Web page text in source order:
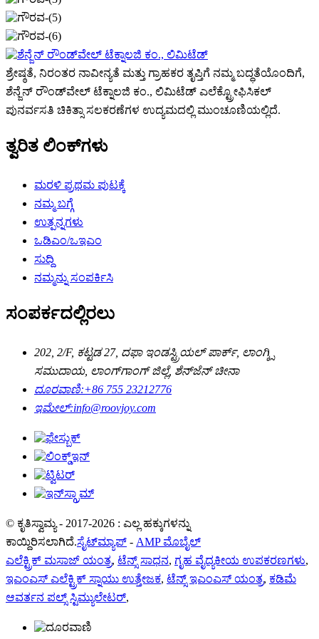
ಶ್ರೇಷ್ಠತೆ, ನಿರಂತರ ನಾವೀನ್ಯತೆ ಮತ್ತು ಗ್ರಾಹಕರ ತೃಪ್ತಿಗೆ ನಮ್ಮ ಬದ್ಧತೆಯೊಂದಿಗೆ,
ಶೆನ್ಜೆನ್ ರೌಂಡ್‌ವೇಲ್ ಟೆಕ್ನಾಲಜಿ ಕಂ., ಲಿಮಿಟೆಡ್ ಎಲೆಕ್ಟ್ರೋಫಿಸಿಕಲ್
ಪುನರ್ವಸತಿ ಚಿಕಿತ್ಸಾ ಸಲಕರಣೆಗಳ ಉದ್ಯಮದಲ್ಲಿ ಮುಂಚೂಣಿಯಲ್ಲಿದೆ.
ತ್ವರಿತ ಲಿಂಕ್‌ಗಳು
ಮರಳಿ ಪ್ರಥಮ ಪುಟಕ್ಕೆ
ನಮ್ಮ ಬಗ್ಗೆ
ಉತ್ಪನ್ನಗಳು
ಒಡಿಎಂ/ಒಇಎಂ
ಸುದ್ದಿ
ನಮ್ಮನ್ನು ಸಂಪರ್ಕಿಸಿ
ಸಂಪರ್ಕದಲ್ಲಿರಲು
202, 2/F, ಕಟ್ಟಡ 27, ದಫಾ ಇಂಡಸ್ಟ್ರಿಯಲ್ ಪಾರ್ಕ್, ಲಾಂಗ್ಕ್ಸಿ
ಸಮುದಾಯ, ಲಾಂಗ್‌ಗಾಂಗ್ ಜಿಲ್ಲೆ, ಶೆನ್‌ಜೆನ್ ಚೀನಾ
ದೂರವಾಣಿ:+86 755 23212776
ಇಮೇಲ್:info@roovjoy.com
© ಕೃತಿಸ್ವಾಮ್ಯ - 2017-2026 : ಎಲ್ಲ ಹಕ್ಕುಗಳನ್ನು
ಕಾಯ್ದಿರಿಸಲಾಗಿದೆ.ಸೈಟ್‌ಮ್ಯಾಪ್ - AMP ಮೊಬೈಲ್
ಎಲೆಕ್ಟ್ರಿಕ್ ಮಸಾಜ್ ಯಂತ್ರ, ಟೆನ್ಸ್ ಸಾಧನ, ಗೃಹ ವೈದ್ಯಕೀಯ ಉಪಕರಣಗಳು,
ಇಎಂಎಸ್ ಎಲೆಕ್ಟ್ರಿಕ್ ಸ್ನಾಯು ಉತ್ತೇಜಕ, ಟೆನ್ಸ್ ಇಎಂಎಸ್ ಯಂತ್ರ, ಕಡಿಮೆ
ಆವರ್ತನ ಪಲ್ಸ್ ಸ್ಟಿಮ್ಯುಲೇಟರ್,